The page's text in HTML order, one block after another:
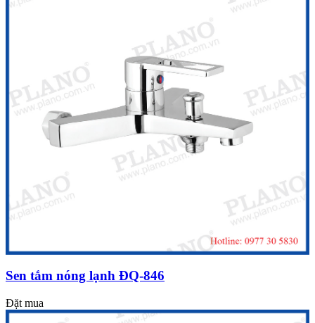
Sen tắm nóng lạnh ĐQ-846
Đặt mua